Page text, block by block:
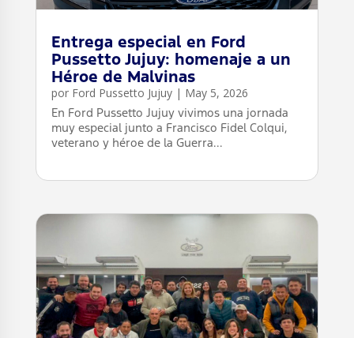
Entrega especial en Ford
Pussetto Jujuy: homenaje a un
Héroe de Malvinas
por Ford Pussetto Jujuy| May 5, 2026
En Ford Pussetto Jujuy vivimos una jornada
muy especial junto a Francisco Fidel Colqui,
veterano y héroe de la Guerra...